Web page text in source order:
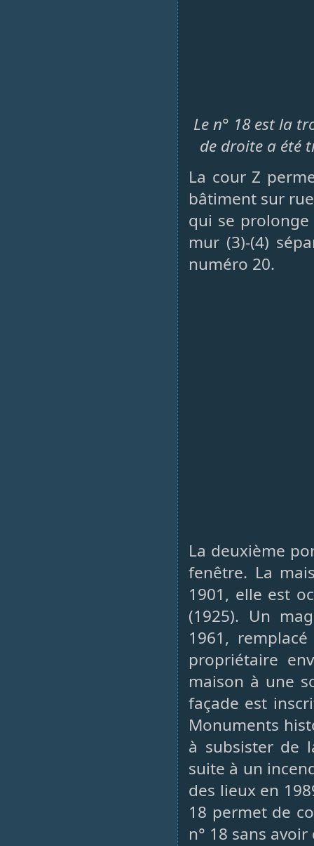
Le n° 18 est la
de droite a été
La cour Z
bâtiment sur
qui se
mur (3)-(4)
numéro 20.
La deuxième
fenêtre. La
1901, elle est
(1925). Un
1961,
propriétaire
maison à une
façade est
Monuments
à subsister de
suite à un
des lieux en
18 permet de
n° 18 sans